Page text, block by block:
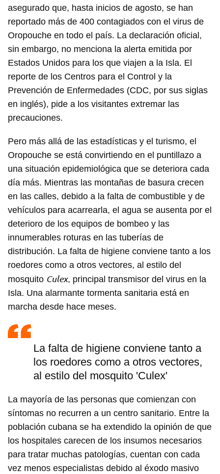
asegurado que, hasta inicios de agosto, se han
reportado más de 400 contagiados con el virus de
Oropouche en todo el país. La declaración oficial,
sin embargo, no menciona la alerta emitida por
Estados Unidos para los que viajen a la Isla. El
reporte de los Centros para el Control y la
Prevención de Enfermedades (CDC, por sus siglas
en inglés), pide a los visitantes extremar las
precauciones.
Pero más allá de las estadísticas y el turismo, el
Oropouche se está convirtiendo en el puntillazo a
una situación epidemiológica que se deteriora cada
día más. Mientras las montañas de basura crecen
en las calles, debido a la falta de combustible y de
vehículos para acarrearla, el agua se ausenta por el
deterioro de los equipos de bombeo y las
innumerables roturas en las tuberías de
distribución. La falta de higiene conviene tanto a los
roedores como a otros vectores, al estilo del
mosquito Culex, principal transmisor del virus en la
Isla. Una alarmante tormenta sanitaria está en
marcha desde hace meses.
La falta de higiene conviene tanto a
los roedores como a otros vectores,
al estilo del mosquito 'Culex'
La mayoría de las personas que comienzan con
síntomas no recurren a un centro sanitario. Entre la
población cubana se ha extendido la opinión de que
los hospitales carecen de los insumos necesarios
para tratar muchas patologías, cuentan con cada
vez menos especialistas debido al éxodo masivo